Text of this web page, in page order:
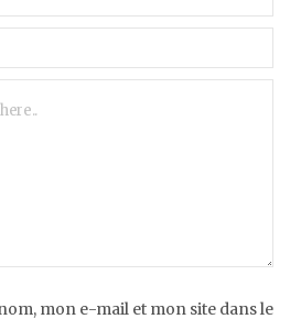
mon e-mail et mon site dans le